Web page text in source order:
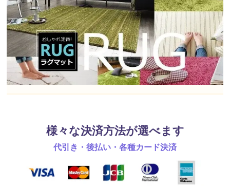
様々な決済方法が選べます
代引き・後払い・各種カード決済